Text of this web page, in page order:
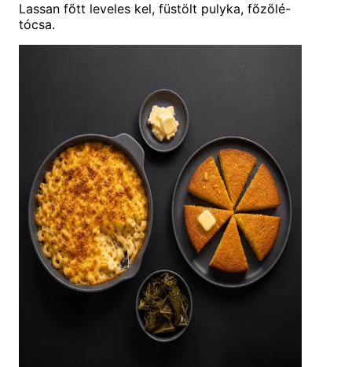
Lassan főtt leveles kel, füstölt pulyka, főzőlé-
tócsa.